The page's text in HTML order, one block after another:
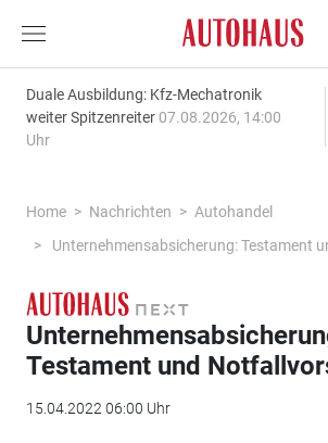
Duale Ausbildung: Kfz-Mechatronik
weiter Spitzenreiter 07.08.2026, 14:00
Uhr
Home Nachrichten
Autohandel
Unternehmensabsicherung: Testament
Testament und
15.04.2022 06:00 Uhr